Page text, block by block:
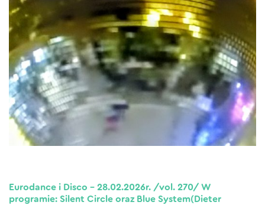
Eurodance i Disco – 28.02.2026r. /vol. 270/ W
programie: Silent Circle oraz Blue System(Dieter